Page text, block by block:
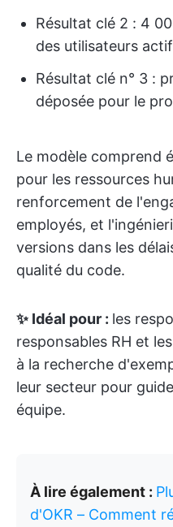
Résultat clé 2 : 4
des utilisateurs
Résultat clé n° 3 :
déposée pour le
Le modèle comprend
pour les ressources
renforcement de
employés, et
versions dans les
qualité du code.
✨ Idéal pour : les
responsables RH et
à la recherche
leur secteur pour
équipe.
À lire également :
d'OKR – Comment